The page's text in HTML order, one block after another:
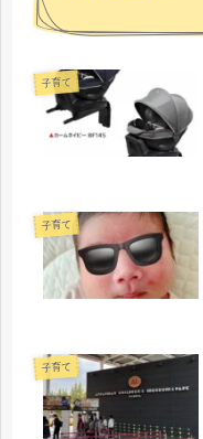
子育て
子育て
子育て